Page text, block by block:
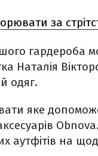
за
гардероба
Наталія
одяг.
яке
аутфітів на